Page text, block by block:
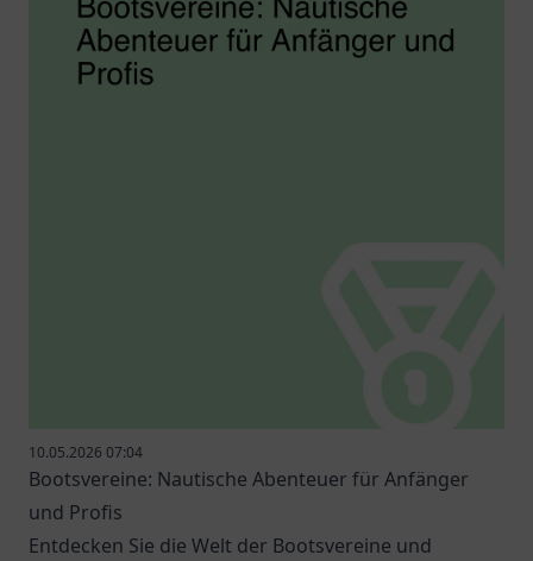
10.05.2026 07:04
Bootsvereine: Nautische Abenteuer für Anfänger
und Profis
Entdecken Sie die Welt der Bootsvereine und